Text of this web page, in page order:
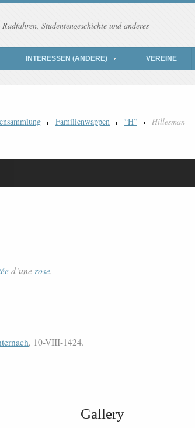
Studentengeschichte und anderes
INTERESSEN (ANDERE) VEREINE
Familienwappen “H” Hillesman
d’unerose.
, 10-VIII-1424.
Gallery